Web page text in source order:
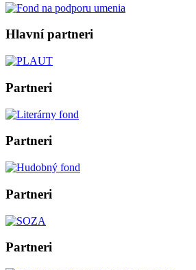
Hlavní partneri
Partneri
Partneri
Partneri
Partneri